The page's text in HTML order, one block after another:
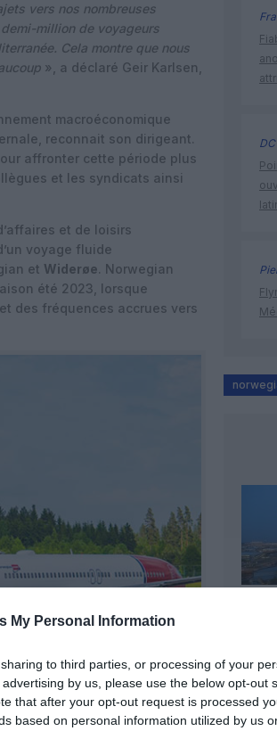
My Personal Information
to third parties, or processing of your
by us, please use the below opt-out
that after your opt-out request is processed
based on personal information utilized by us
vers nos nombreuses
million de voyageurs
Cela montre que nous
», a déclaré Geir Karlsen,
macroéconomique
reconnait son dirigeant.
affronter cette période plus
et les syndicats ainsi
et de loisirs
voyage fluide
et Widerøe. Norwegian
été 2023, lorsque
des fréquences accrues vers